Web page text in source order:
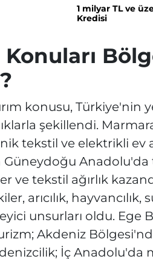
1 milyar TL ve
Kredisi
Konuları
konusu, Türkiye'nin
şekillendi.
tekstil ve elektrikli ev
Güneydoğu Anadolu'da
ve tekstil ağırlık
arıcılık,
unsurları oldu. Ege
Akdeniz
İç Anadolu'da